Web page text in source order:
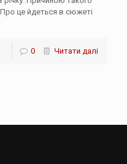
це йдеться в сюжеті
0 Читати далі